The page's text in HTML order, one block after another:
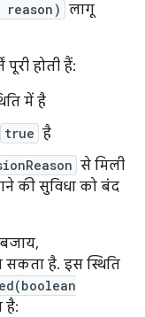
reason) लागू
होती हैं:
में है
true है
से मिली
की सुविधा को बंद
है. इस स्थिति
है: